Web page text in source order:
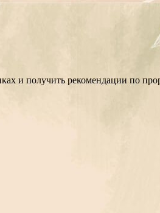
и получить рекомендации по